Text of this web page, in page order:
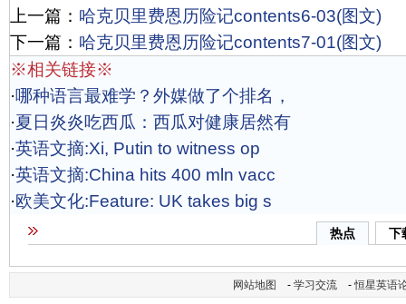
上一篇： 哈克贝里费恩历险记contents6-03(图文)
下一篇： 哈克贝里费恩历险记contents7-01(图文)
※相关链接※
·哪种语言最难学？外媒做了个排名，
·夏日炎炎吃西瓜：西瓜对健康居然有
·英语文摘:Xi, Putin to witness op
·英语文摘:China hits 400 mln vacc
·欧美文化:Feature: UK takes big s
热点 下
网站地图 - 学习交流 -恒星英语